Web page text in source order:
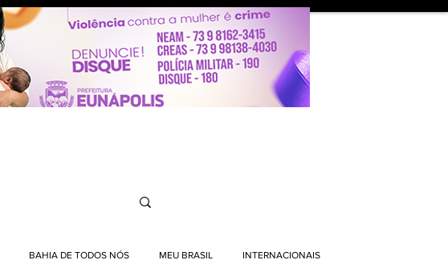
BAHIA DE TODOS NÓS MEU BRASIL INTERNACIONAIS